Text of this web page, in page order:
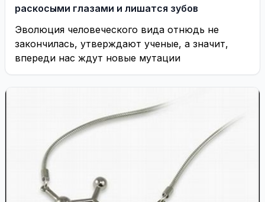
раскосыми глазами и лишатся зубов
Эволюция человеческого вида отнюдь не
закончилась, утверждают ученые, а значит,
впереди нас ждут новые мутации